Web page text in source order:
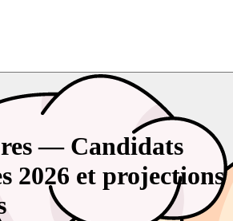
— Candidats
2026 et projections